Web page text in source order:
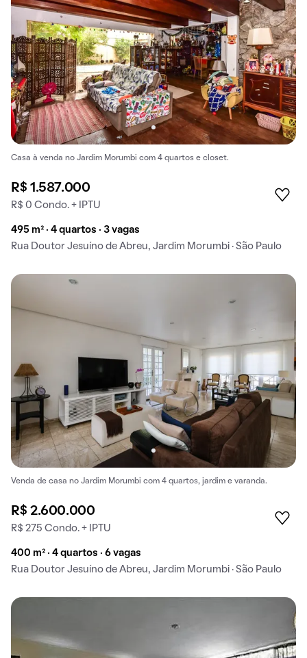
Casa à venda no Jardim Morumbi com 4 quartos e closet.
R$ 1.587.000
R$ 0 Condo. + IPTU
495 m² · 4 quartos · 3 vagas
Rua Doutor Jesuíno de Abreu, Jardim Morumbi · São Paulo
Venda de casa no Jardim Morumbi com 4 quartos, jardim e varanda.
R$ 2.600.000
R$ 275 Condo. + IPTU
400 m² · 4 quartos · 6 vagas
Rua Doutor Jesuíno de Abreu, Jardim Morumbi · São Paulo